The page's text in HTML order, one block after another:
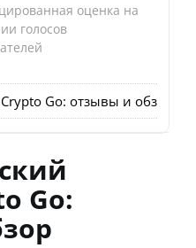
оценка на
голосов
Go: отзывы и обзор
Go: